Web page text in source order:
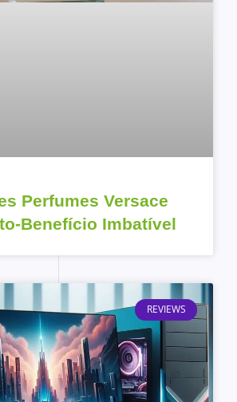
Perfumes Versace
Benefício Imbatível
REVIEWS